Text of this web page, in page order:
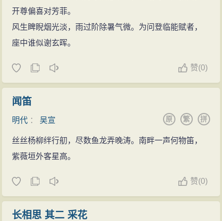
开尊偏喜对芳菲。
风生睥睨烟光淡，雨过阶除暑气微。为问登临能赋者，
座中谁似谢玄晖。
赞(0)
闻笛
明代 ：吴宣 拼
繁
原
丝丝杨柳绊行舠，尽数鱼龙弄晚涛。南畔一声何物笛，
紫薇垣外客星高。
赞(0)
长相思 其二 采花